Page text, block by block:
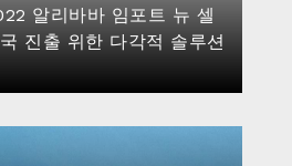
알리바바 임포트 뉴 셀
진출 위한 다각적 솔루션